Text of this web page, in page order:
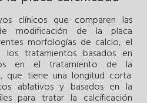
clínicos que comparen las
modificación de la placa
morfologías de calcio, el
los tratamientos basados en
en el tratamiento de la
que tiene una longitud corta.
ablativos y basados en la
para tratar la calcificación